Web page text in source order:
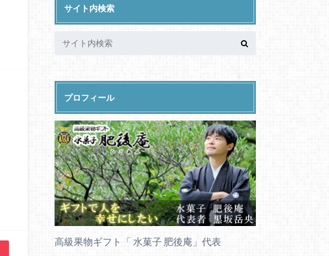
サイト内検索
プロフィール
高級果物ギフト「 水菓子 肥後庵」代表